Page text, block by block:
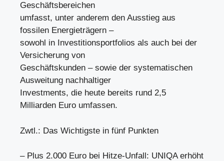
Geschäftsbereichen
umfasst, unter anderem den Ausstieg aus
fossilen Energieträgern –
sowohl in Investitionsportfolios als auch bei der
Versicherung von
Geschäftskunden – sowie der systematischen
Ausweitung nachhaltiger
Investments, die heute bereits rund 2,5
Milliarden Euro umfassen.
Zwtl.: Das Wichtigste in fünf Punkten
– Plus 2.000 Euro bei Hitze-Unfall: UNIQA erhöht